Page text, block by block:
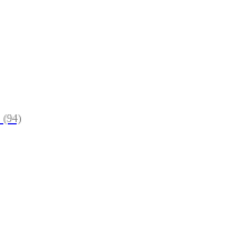
(94)